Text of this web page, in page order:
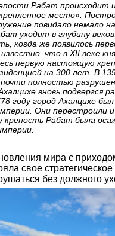
Рабат происходит
место».
повидало немало
уходит в глубину
когда же появилось
что в XII веке
первую настоящую
на 300 лет. В
полностью
вновь подвергся
году город Ахалцихе был
Они перестроили и
крепость Рабат была
мира с
свое
без должного